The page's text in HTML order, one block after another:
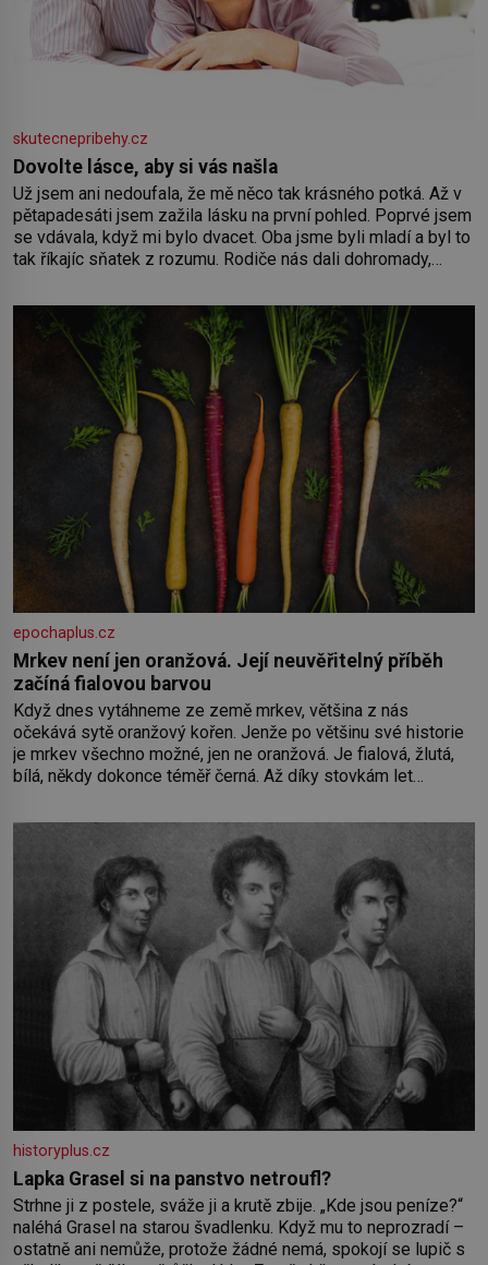
skutecnepribehy.cz
Dovolte lásce, aby si vás našla
Už jsem ani nedoufala, že mě něco tak krásného potká. Až v
pětapadesáti jsem zažila lásku na první pohled. Poprvé jsem
se vdávala, když mi bylo dvacet. Oba jsme byli mladí a byl to
tak říkajíc sňatek z rozumu. Rodiče nás dali dohromady,
oběma moc nesvědčilo, brzy jsme zjistili, že
epochaplus.cz
Mrkev není jen oranžová. Její neuvěřitelný příběh
začíná fialovou barvou
Když dnes vytáhneme ze země mrkev, většina z nás
očekává sytě oranžový kořen. Jenže po většinu své historie
je mrkev všechno možné, jen ne oranžová. Je fialová, žlutá,
bílá, někdy dokonce téměř černá. Až díky stovkám let
českou zahradu ani nedokážeme představit. Její příběh je
historyplus.cz
Lapka Grasel si na panstvo netroufl?
Strhne ji z postele, sváže ji a krutě zbije. „Kde jsou peníze?“
naléhá Grasel na starou švadlenku. Když mu to neprozradí –
ostatně ani nemůže, protože žádné nemá, spokojí se lupič s